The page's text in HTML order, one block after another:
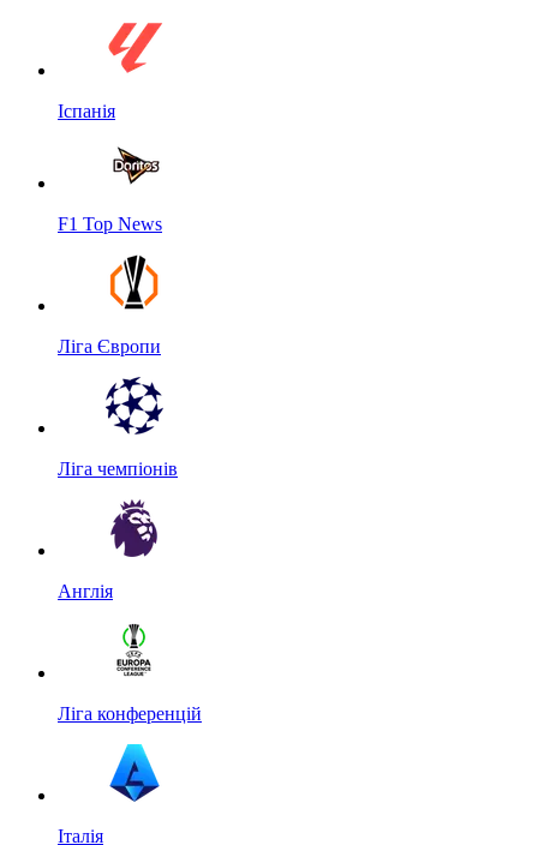
Іспанія
F1 Top News
Ліга Європи
Ліга чемпіонів
Англія
Ліга конференцій
Італія